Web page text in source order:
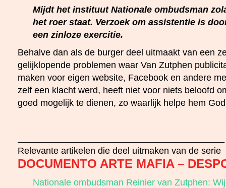
Mijdt het instituut Nationale ombudsman
het roer staat. Verzoek om assistentie is
een zinloze exercitie.
Behalve dan als de burger deel uitmaakt van een
gelijklopende problemen waar Van Zutphen
maken voor eigen website, Facebook en andere
zelf een klacht werd, heeft niet voor niets beloofd
goed mogelijk te dienen, zo waarlijk helpe hem
Relevante artikelen die deel uitmaken van de serie
DOCUMENTO ARTE MAFIA –
Nationale ombudsman Reinier van Zutphen: